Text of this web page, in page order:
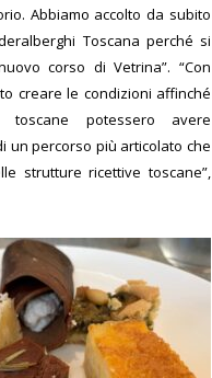
Abbiamo accolto da subito
Toscana perché si
corso di Vetrina”. “Con
creare le condizioni affinché
potessero avere
un percorso più articolato che
strutture ricettive toscane”,